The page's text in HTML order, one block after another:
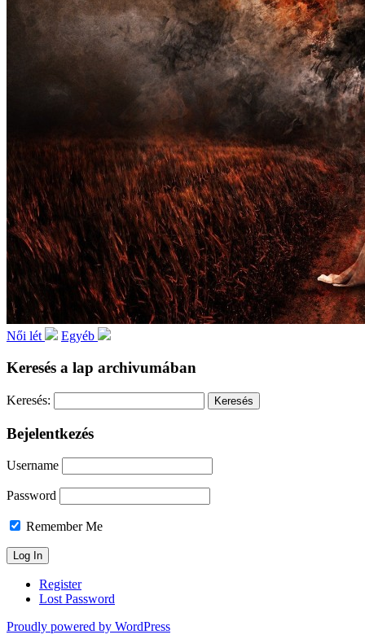
Női lét Egyéb
Keresés a lap archivumában
Keresés:
Bejelentkezés
Username
Password
Remember Me
Register
Lost Password
Proudly powered by WordPress